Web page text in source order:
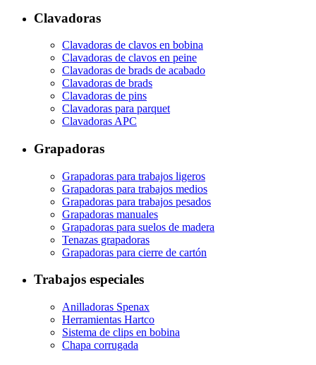
Clavadoras
Clavadoras de clavos en bobina
Clavadoras de clavos en peine
Clavadoras de brads de acabado
Clavadoras de brads
Clavadoras de pins
Clavadoras para parquet
Clavadoras APC
Grapadoras
Grapadoras para trabajos ligeros
Grapadoras para trabajos medios
Grapadoras para trabajos pesados
Grapadoras manuales
Grapadoras para suelos de madera
Tenazas grapadoras
Grapadoras para cierre de cartón
Trabajos especiales
Anilladoras Spenax
Herramientas Hartco
Sistema de clips en bobina
Chapa corrugada